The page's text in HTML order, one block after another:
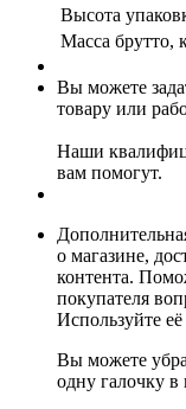
Высота
Масса брутто,
Вы можете
товару или
Наши
вам помогут.
о магазине,
контента.
покупателя
Используйте
Вы можете
одну галочку в